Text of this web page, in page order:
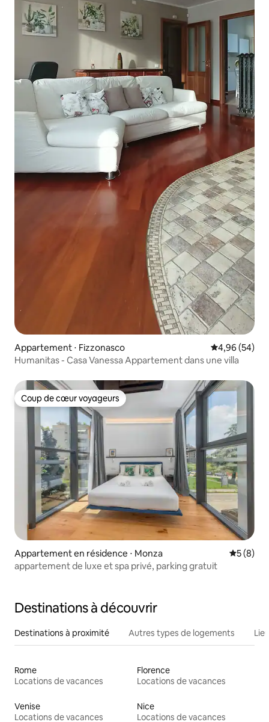
Appartement ⋅ Fizzonasco Évaluation
4,96 (54)
Humanitas - Casa Vanessa Appartement dans une villa
Coup de cœur voyageurs
Coup de cœur voyageurs
Appartement en résidence ⋅ Monza
5 (8)
appartement de luxe et spa privé, parking gratuit
Destinations à découvrir
Destinations à proximité Autres types de logements
Rome
Locations de vacances
Florence
Locations de vacances
Venise
Locations de vacances
Nice
Locations de vacances